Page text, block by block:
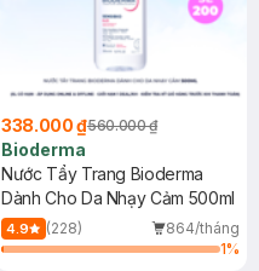
338.000 ₫560.000 ₫
Bioderma
Nước Tẩy Trang Bioderma
Dành Cho Da Nhạy Cảm 500ml
4.9 (228)
864/tháng
1%